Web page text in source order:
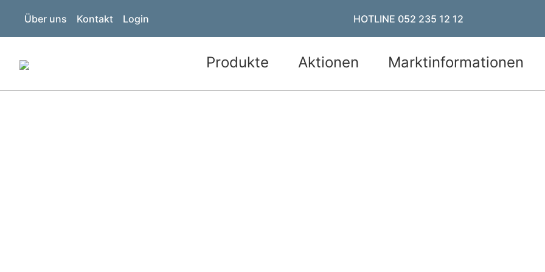
Über uns Kontakt Login HOTLINE 052 235 12 12
Produkte Aktionen Marktinformationen